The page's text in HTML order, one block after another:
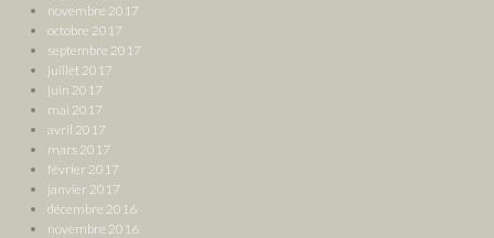
novembre 2017
octobre 2017
septembre 2017
juillet 2017
juin 2017
mai 2017
avril 2017
mars 2017
février 2017
janvier 2017
décembre 2016
novembre 2016